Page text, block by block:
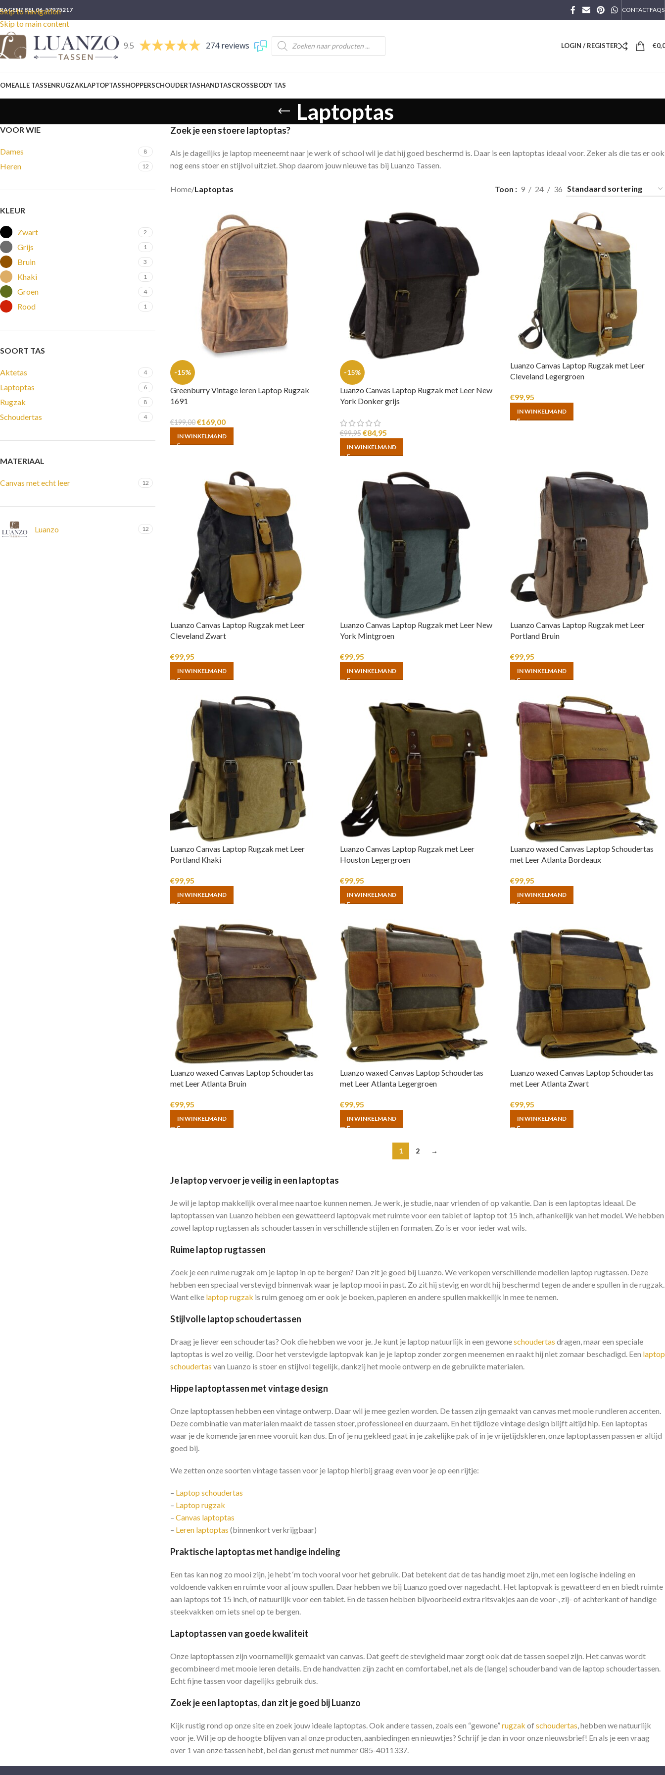
Skip to navigation
Skip to main content
BEL 06-57975217 CONTACTFAQS
9.5 274 reviews LOGIN / REGISTER €
ALLE TASSENRUGZAKLAPTOPTASSHOPPERSCHOUDERTASHANDTASCROSSBODY TAS
Laptoptas
VOOR WIE
Dames 8
Heren 12
KLEUR
Zwart 2
Grijs 1
Bruin 3
Khaki 1
Groen 4
Rood 1
SOORT TAS
Aktetas 4
Laptoptas 6
Rugzak 8
Schoudertas 4
MATERIAAL
Canvas met echt leer 12
Luanzo 12
Zoek je een stoere laptoptas?
Als je dagelijks je laptop meeneemt naar je werk of school wil je dat hij goed beschermd is. Daar is een laptoptas ideaal voor. Zeker als die tas er ook
nog eens stoer en stijlvol uitziet. Shop daarom jouw nieuwe tas bij Luanzo Tassen.
Home/Laptoptas Toon 9 24 36
-15%
Greenburry Vintage leren Laptop Rugzak
1691
€199,00 €169,00
IN WINKELMAND
-15%
Luanzo Canvas Laptop Rugzak met Leer New
York Donker grijs
€99,95€84,95
IN WINKELMAND
Luanzo Canvas Laptop Rugzak met Leer
Cleveland Legergroen
€99,95
IN WINKELMAND
Luanzo Canvas Laptop Rugzak met Leer
Cleveland Zwart
€99,95
IN WINKELMAND
Luanzo Canvas Laptop Rugzak met Leer New
York Mintgroen
€99,95
IN WINKELMAND
Luanzo Canvas Laptop Rugzak met Leer
Portland Bruin
€99,95
IN WINKELMAND
Luanzo Canvas Laptop Rugzak met Leer
Portland Khaki
€99,95
IN WINKELMAND
Luanzo Canvas Laptop Rugzak met Leer
Houston Legergroen
€99,95
IN WINKELMAND
Luanzo waxed Canvas Laptop Schoudertas
met Leer Atlanta Bordeaux
€99,95
IN WINKELMAND
Luanzo waxed Canvas Laptop Schoudertas
met Leer Atlanta Bruin
€99,95
IN WINKELMAND
Luanzo waxed Canvas Laptop Schoudertas
met Leer Atlanta Legergroen
€99,95
IN WINKELMAND
Luanzo waxed Canvas Laptop Schoudertas
met Leer Atlanta Zwart
€99,95
IN WINKELMAND
1 2 →
Je laptop vervoer je veilig in een laptoptas
Je wil je laptop makkelijk overal mee naartoe kunnen nemen. Je werk, je studie, naar vrienden of op vakantie. Dan is een laptoptas ideaal. De
laptoptassen van Luanzo hebben een gewatteerd laptopvak met ruimte voor een tablet of laptop tot 15 inch, afhankelijk van het model. We hebben
zowel laptop rugtassen als schoudertassen in verschillende stijlen en formaten. Zo is er voor ieder wat wils.
Ruime laptop rugtassen
Zoek je een ruime rugzak om je laptop in op te bergen? Dan zit je goed bij Luanzo. We verkopen verschillende modellen laptop rugtassen. Deze
hebben een speciaal verstevigd binnenvak waar je laptop mooi in past. Zo zit hij stevig en wordt hij beschermd tegen de andere spullen in de rugzak.
Want elke laptop rugzak is ruim genoeg om er ook je boeken, papieren en andere spullen makkelijk in mee te nemen.
Stijlvolle laptop schoudertassen
Draag je liever een schoudertas? Ook die hebben we voor je. Je kunt je laptop natuurlijk in een gewoneschoudertas dragen, maar een speciale
laptoptas is wel zo veilig. Door het verstevigde laptopvak kan je je laptop zonder zorgen meenemen en raakt hij niet zomaar beschadigd. Een laptop
schoudertas van Luanzo is stoer en stijlvol tegelijk, dankzij het mooie ontwerp en de gebruikte materialen.
Hippe laptoptassen met vintage design
Onze laptoptassen hebben een vintage ontwerp. Daar wil je mee gezien worden. De tassen zijn gemaakt van canvas met mooie rundleren accenten.
Deze combinatie van materialen maakt de tassen stoer, professioneel en duurzaam. En het tijdloze vintage design blijft altijd hip. Een laptoptas
waar je de komende jaren mee vooruit kan dus. En of je nu gekleed gaat in je zakelijke pak of in je vrijetijdskleren, onze laptoptassen passen er altijd
goed bij.
We zetten onze soorten vintage tassen voor je laptop hierbij graag even voor je op een rijtje:
– Laptop schoudertas
– Laptop rugzak
– Canvas laptoptas
– Leren laptoptas (binnenkort verkrijgbaar)
Praktische laptoptas met handige indeling
Een tas kan nog zo mooi zijn, je hebt ‘m toch vooral voor het gebruik. Dat betekent dat de tas handig moet zijn, met een logische indeling en
voldoende vakken en ruimte voor al jouw spullen. Daar hebben we bij Luanzo goed over nagedacht. Het laptopvak is gewatteerd en en biedt ruimte
aan laptops tot 15 inch, of natuurlijk voor een tablet. En de tassen hebben bijvoorbeeld extra ritsvakjes aan de voor-, zij- of achterkant of handige
steekvakken om iets snel op te bergen.
Laptoptassen van goede kwaliteit
Onze laptoptassen zijn voornamelijk gemaakt van canvas. Dat geeft de stevigheid maar zorgt ook dat de tassen soepel zijn. Het canvas wordt
gecombineerd met mooie leren details. En de handvatten zijn zacht en comfortabel, net als de (lange) schouderband van de laptop schoudertassen.
Echt fijne tassen voor dagelijks gebruik dus.
Zoek je een laptoptas, dan zit je goed bij Luanzo
Kijk rustig rond op onze site en zoek jouw ideale laptoptas. Ook andere tassen, zoals een “gewone”rugzak ofschoudertas, hebben we natuurlijk
voor je. Wil je op de hoogte blijven van al onze producten, aanbiedingen en nieuwtjes? Schrijf je dan in voor onze nieuwsbrief! En als je een vraag
over 1 van onze tassen hebt, bel dan gerust met nummer 085-4011337.